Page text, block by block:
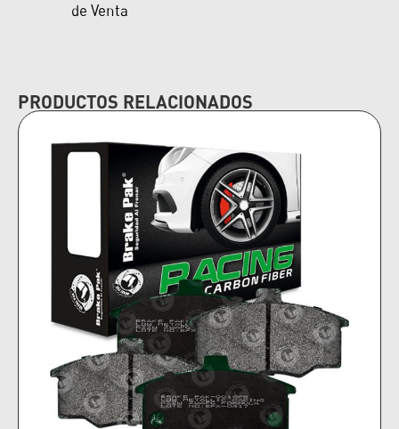
de Venta
PRODUCTOS RELACIONADOS